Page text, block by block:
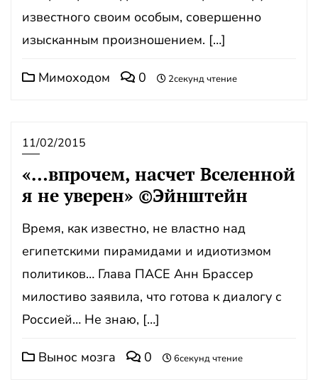
известного своим особым, совершенно
изысканным произношением. […]
Мимоходом 0 2секунд чтение
11/02/2015
«…впрочем, насчет Вселенной
я не уверен» ©Эйнштейн
Время, как известно, не властно над
египетскими пирамидами и идиотизмом
политиков… Глава ПАСЕ Анн Брассер
милостиво заявила, что готова к диалогу с
Россией… Не знаю, […]
Вынос мозга 0 6секунд чтение